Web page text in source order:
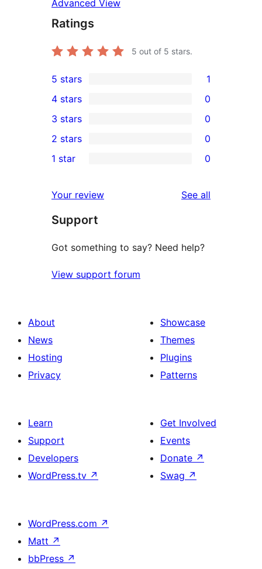
Advanced View
Ratings
5 out of 5 stars.
1
5-
star
review
5 stars 1
4-
star
reviews
4 stars 0
0
3-
star
3 stars 0
2-
reviews
2 stars 0
star
reviews
1 star 0
Your review See all
Support
Got something to say? Need help?
View support forum
About
News
Hosting
Privacy
Showcase
Themes
Plugins
Patterns
Learn
Support
Developers
WordPress.tv ↗
Get Involved
Events
Donate ↗
Swag ↗
WordPress.com ↗
Matt ↗
bbPress ↗